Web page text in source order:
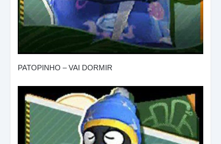
PATOPINHO – VAI DORMIR